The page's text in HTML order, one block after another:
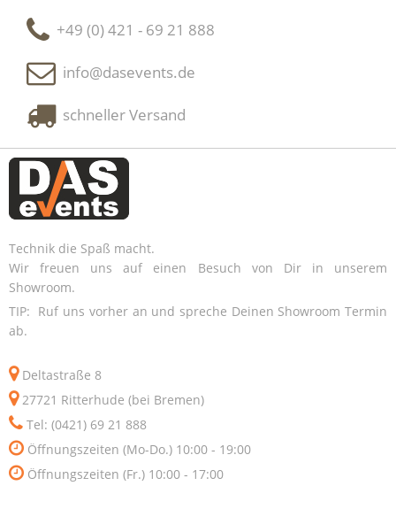
+49 (0) 421 - 69 21 888
info@dasevents.de
schneller Versand
Technik die Spaß macht.
Wir freuen uns auf einen Besuch von Dir in unserem
Showroom.
TIP: Ruf uns vorher an und spreche Deinen Showroom Termin
ab.
Deltastraße 8
27721 Ritterhude (bei Bremen)
Tel: (0421) 69 21 888
Öffnungszeiten (Mo-Do.) 10:00 - 19:00
Öffnungszeiten (Fr.) 10:00 - 17:00